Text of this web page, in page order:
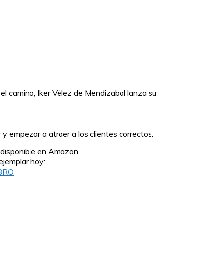
camino, Iker Vélez de Mendizabal lanza su
empezar a atraer a los clientes correctos.
en Amazon.
hoy: